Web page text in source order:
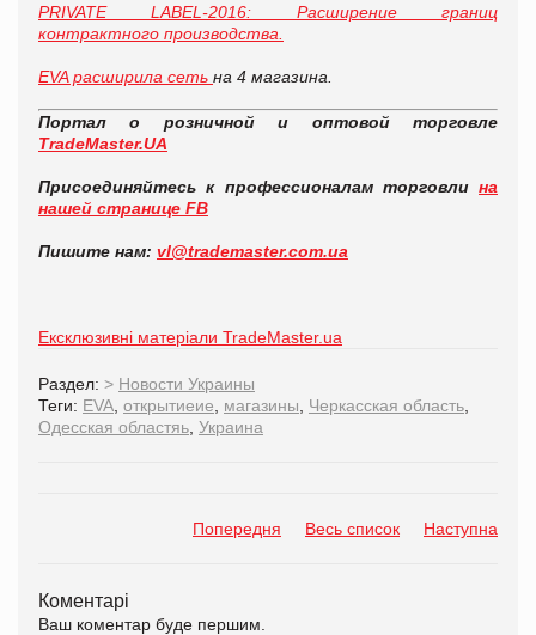
PRIVATE LABEL-2016: Расширение границ
контрактного производства.
EVA расширила сеть на 4 магазина.
Портал о розничной и оптовой торговле
TradeMaster.UA
Присоединяйтесь к профессионалам торговли на
нашей странице FB
Пишите нам: vl@trademaster.com.ua
Ексклюзивні матеріали TradeMaster.ua
Раздел: > Новости Украины
Теги: EVA открытиеие магазины Черкасская область
Одесская областяь Украина
Попередня Весь список Наступна
Коментарі
Ваш коментар буде першим.